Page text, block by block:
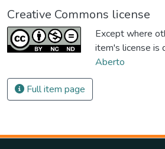
Creative Commons license
Except where
item's license is
Aberto
Full item page